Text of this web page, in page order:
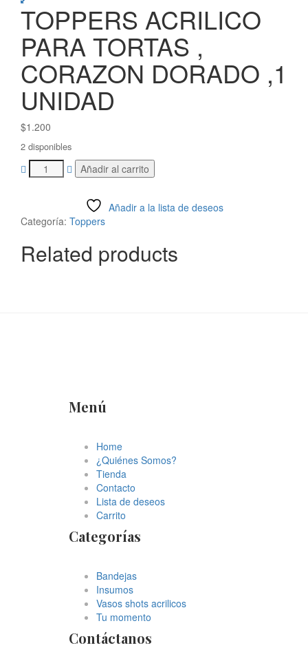
TOPPERS ACRILICO
PARA TORTAS ,
CORAZON DORADO ,1
UNIDAD
$1.200
2 disponibles
TOPPERS
ACRILICO
,
DORADO
,1
Añadir al carrito
Añadir a la lista de deseos
Categoría: Toppers
Related products
Menú
Home
¿Quiénes Somos?
Tienda
Contacto
Lista de deseos
Carrito
Categorías
Bandejas
Insumos
Vasos shots acrilicos
Tu momento
Contáctanos